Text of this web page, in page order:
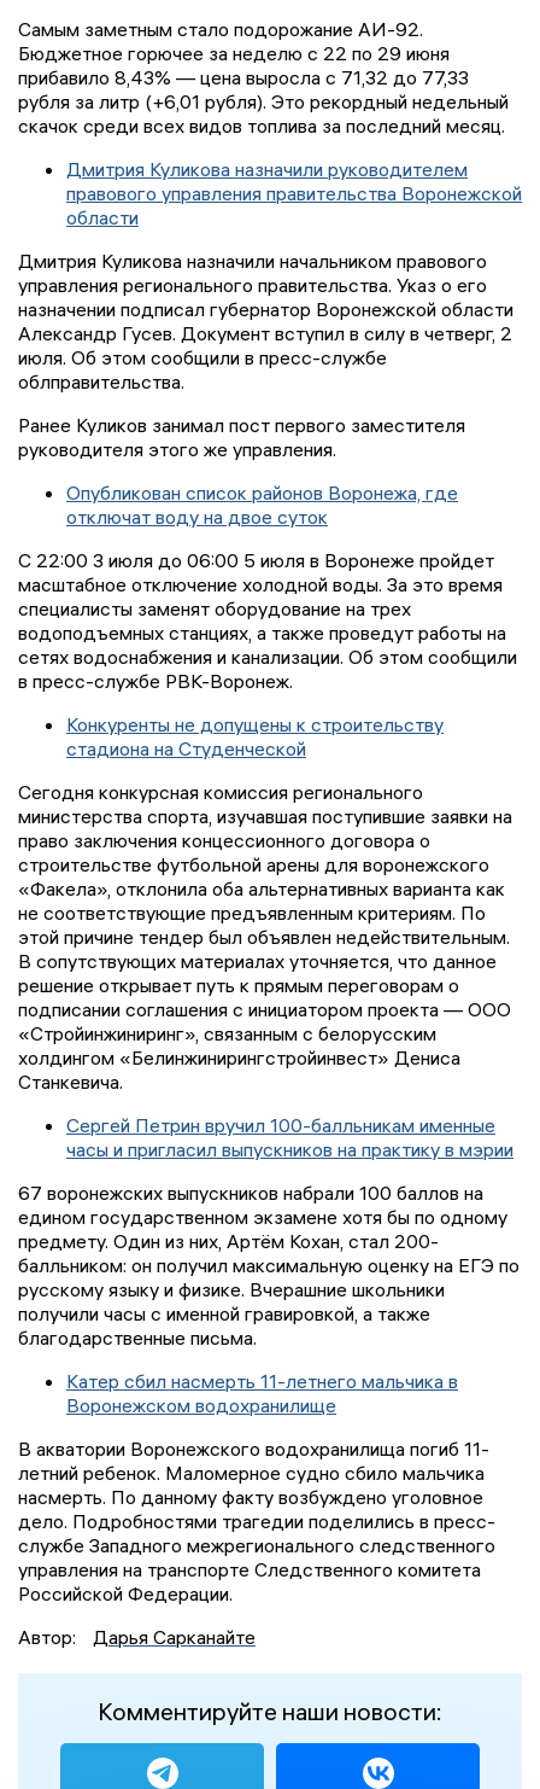
Самым заметным стало подорожание АИ-92.
Бюджетное горючее за неделю с 22 по 29 июня
прибавило 8,43% — цена выросла с 71,32 до 77,33
рубля за литр (+6,01 рубля). Это рекордный недельный
скачок среди всех видов топлива за последний месяц.
Дмитрия Куликова назначили руководителем
правового управления правительства Воронежской
области
Дмитрия Куликова назначили начальником правового
управления регионального правительства. Указ о его
назначении подписал губернатор Воронежской области
Александр Гусев. Документ вступил в силу в четверг, 2
июля. Об этом сообщили в пресс-службе
облправительства.
Ранее Куликов занимал пост первого заместителя
руководителя этого же управления.
Опубликован список районов Воронежа, где
отключат воду на двое суток
С 22:00 3 июля до 06:00 5 июля в Воронеже пройдет
масштабное отключение холодной воды. За это время
специалисты заменят оборудование на трех
водоподъемных станциях, а также проведут работы на
сетях водоснабжения и канализации. Об этом сообщили
в пресс-службе РВК-Воронеж.
Конкуренты не допущены к строительству
стадиона на Студенческой
Сегодня конкурсная комиссия регионального
министерства спорта, изучавшая поступившие заявки на
право заключения концессионного договора о
строительстве футбольной арены для воронежского
«Факела», отклонила оба альтернативных варианта как
не соответствующие предъявленным критериям. По
этой причине тендер был объявлен недействительным.
В сопутствующих материалах уточняется, что данное
решение открывает путь к прямым переговорам о
подписании соглашения с инициатором проекта — ООО
«Стройинжиниринг», связанным с белорусским
холдингом «Белинжинирингстройинвест» Дениса
Станкевича.
Сергей Петрин вручил 100-балльникам именные
часы и пригласил выпускников на практику в мэрии
67 воронежских выпускников набрали 100 баллов на
едином государственном экзамене хотя бы по одному
предмету. Один из них, Артём Кохан, стал 200-
балльником: он получил максимальную оценку на ЕГЭ по
русскому языку и физике. Вчерашние школьники
получили часы с именной гравировкой, а также
благодарственные письма.
Катер сбил насмерть 11-летнего мальчика в
Воронежском водохранилище
В акватории Воронежского водохранилища погиб 11-
летний ребенок. Маломерное судно сбило мальчика
насмерть. По данному факту возбуждено уголовное
дело. Подробностями трагедии поделились в пресс-
службе Западного межрегионального следственного
управления на транспорте Следственного комитета
Российской Федерации.
Автор:
Дарья Сарканайте
Комментируйте наши новости: